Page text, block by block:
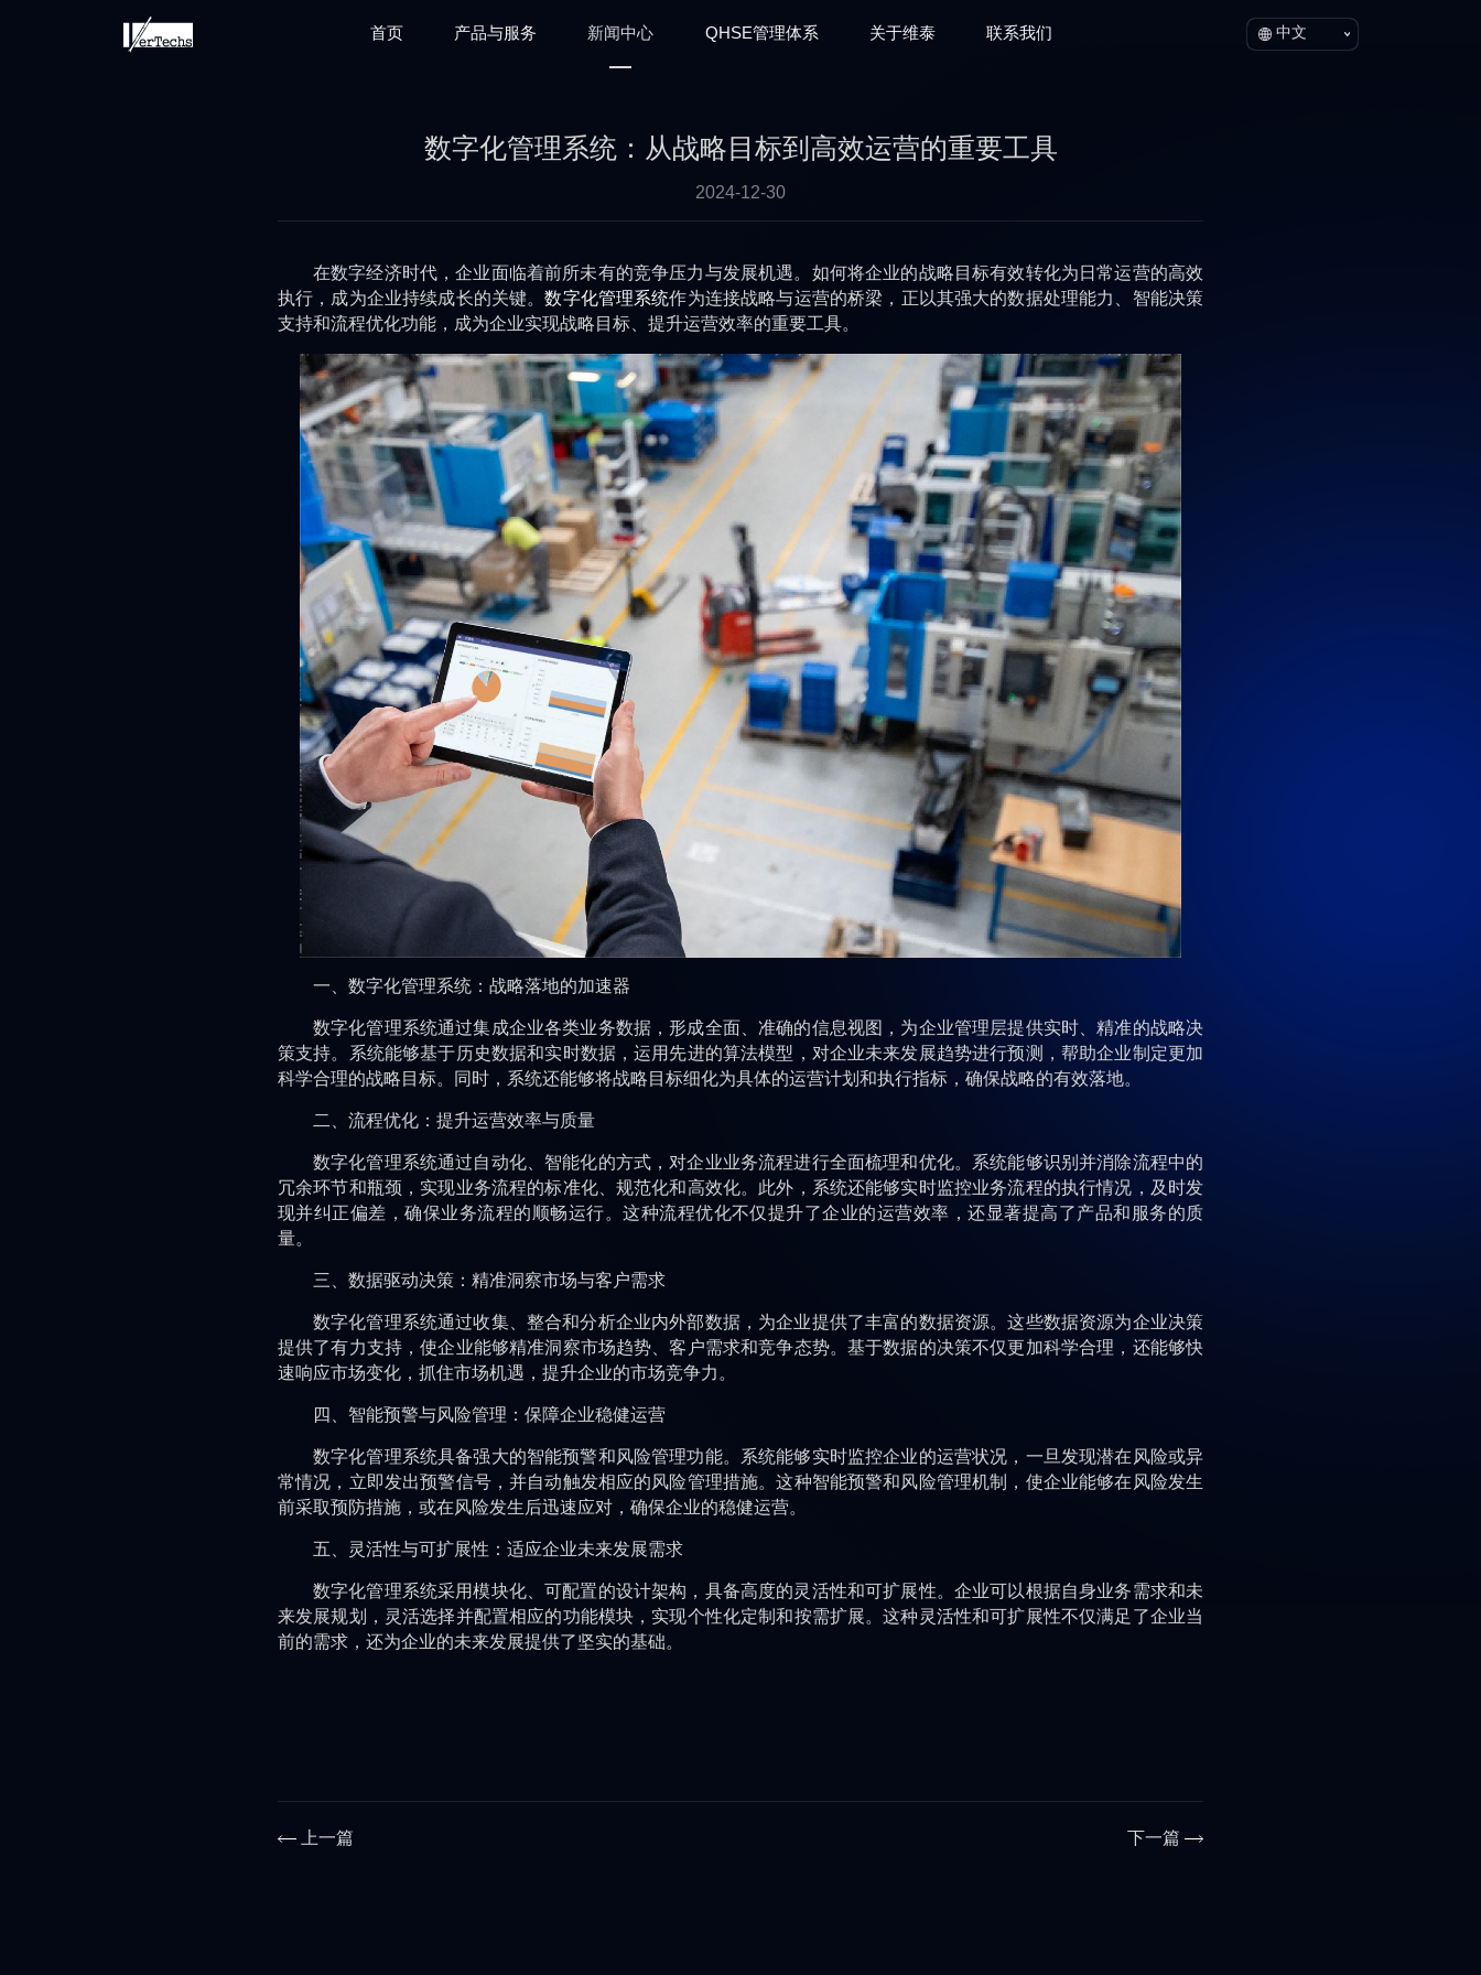
首页 产品与服务 新闻中心 QHSE管理体系 关于维泰 联系我们 中文
数字化管理系统：从战略目标到高效运营的重要工具
2024-12-30
在数字经济时代，企业面临着前所未有的竞争压力与发展机遇。如何将企业的战略目标有效转化为日常运营的高效
执行，成为企业持续成长的关键。数字化管理系统作为连接战略与运营的桥梁，正以其强大的数据处理能力、智能决策
支持和流程优化功能，成为企业实现战略目标、提升运营效率的重要工具。
一、数字化管理系统：战略落地的加速器
数字化管理系统通过集成企业各类业务数据，形成全面、准确的信息视图，为企业管理层提供实时、精准的战略决
策支持。系统能够基于历史数据和实时数据，运用先进的算法模型，对企业未来发展趋势进行预测，帮助企业制定更加
科学合理的战略目标。同时，系统还能够将战略目标细化为具体的运营计划和执行指标，确保战略的有效落地。
二、流程优化：提升运营效率与质量
数字化管理系统通过自动化、智能化的方式，对企业业务流程进行全面梳理和优化。系统能够识别并消除流程中的
冗余环节和瓶颈，实现业务流程的标准化、规范化和高效化。此外，系统还能够实时监控业务流程的执行情况，及时发
现并纠正偏差，确保业务流程的顺畅运行。这种流程优化不仅提升了企业的运营效率，还显著提高了产品和服务的质
量。
三、数据驱动决策：精准洞察市场与客户需求
数字化管理系统通过收集、整合和分析企业内外部数据，为企业提供了丰富的数据资源。这些数据资源为企业决策
提供了有力支持，使企业能够精准洞察市场趋势、客户需求和竞争态势。基于数据的决策不仅更加科学合理，还能够快
速响应市场变化，抓住市场机遇，提升企业的市场竞争力。
四、智能预警与风险管理：保障企业稳健运营
数字化管理系统具备强大的智能预警和风险管理功能。系统能够实时监控企业的运营状况，一旦发现潜在风险或异
常情况，立即发出预警信号，并自动触发相应的风险管理措施。这种智能预警和风险管理机制，使企业能够在风险发生
前采取预防措施，或在风险发生后迅速应对，确保企业的稳健运营。
五、灵活性与可扩展性：适应企业未来发展需求
数字化管理系统采用模块化、可配置的设计架构，具备高度的灵活性和可扩展性。企业可以根据自身业务需求和未
来发展规划，灵活选择并配置相应的功能模块，实现个性化定制和按需扩展。这种灵活性和可扩展性不仅满足了企业当
前的需求，还为企业的未来发展提供了坚实的基础。
上一篇 下一篇